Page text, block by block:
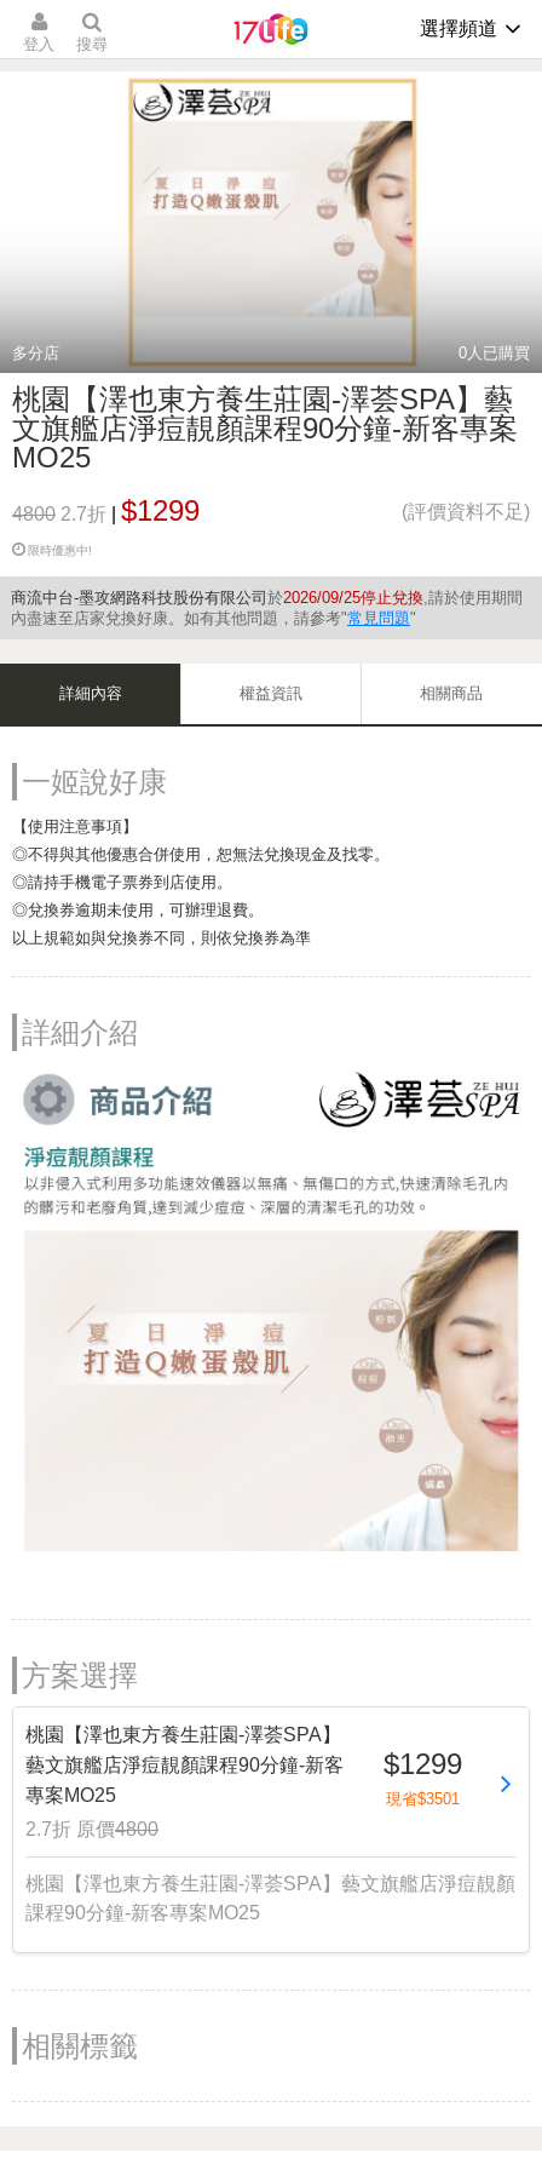
登入 搜尋
選擇頻道
多分店 0人已購買
桃園【澤也東方養生莊園-澤荟SPA】藝
文旗艦店淨痘靚顏課程90分鐘-新客專案
MO25
4800 2.7折 $1299 (評價資料不足)
限時優惠中!
商流中台-墨攻網路科技股份有限公司 於2026/09/25停止兌換,請於使用期間
內盡速至店家兌換好康。如有其他問題，請參考"常見問題"
詳細內容 權益資訊 相關商品
一姬說好康
【使用注意事項】
◎不得與其他優惠合併使用，恕無法兌換現金及找零。
◎請持手機電子票券到店使用。
◎兌換券逾期未使用，可辦理退費。
以上規範如與兌換券不同，則依兌換券為準
詳細介紹
方案選擇
桃園【澤也東方養生莊園-澤荟SPA】
藝文旗艦店淨痘靚顏課程90分鐘-新客
專案MO25
2.7折 原價4800
$1299
現省$3501
桃園【澤也東方養生莊園-澤荟SPA】藝文旗艦店淨痘靚顏
課程90分鐘-新客專案MO25
相關標籤